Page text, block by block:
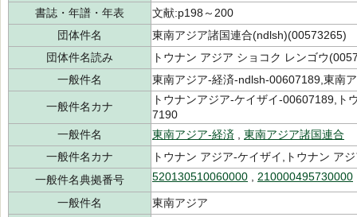
書誌・年譜・年表
文献:p198～200
団体件名
東南アジア諸国連合(ndlsh)(00573265)
団体件名読み
トウナン アジア ショコク レンゴウ
一般件名
東南アジア-経済-ndlsh-00607189,東南
一般件名カナ
トウナンアジア-ケイザイ-00607189,ト
7190
一般件名
東南アジア-経済
東南アジア諸国連合
一般件名カナ
トウナン アジア-ケイザイ,トウナン ア
一般件名典拠番号
520130510060000 210000495730000
一般件名
東南アジア